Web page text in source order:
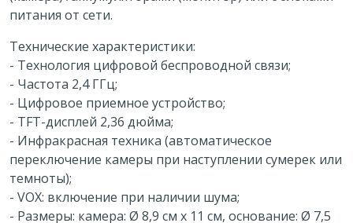
питания от сети.
Технические характеристики:
- Технология цифровой беспроводной связи;
- Частота 2,4 ГГц;
- Цифровое приемное устройство;
- TFT-дисплей 2,36 дюйма;
- Инфракрасная техника (автоматическое
переключение камеры при наступлении сумерек или
темноты);
- VOX: включение при наличии шума;
- Размеры: камера: Ø 8,9 см x 11 см, основание: Ø 7,5